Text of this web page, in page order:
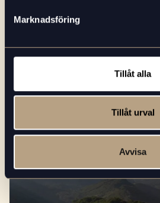
Marknadsföring
Tillåt alla
Tillåt urval
Avvisa
5 tips för att hitta de bästa kaffebönorna